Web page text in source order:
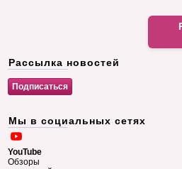
Рассылка новостей
Мы в социальных сетях
YouTube
Обзоры